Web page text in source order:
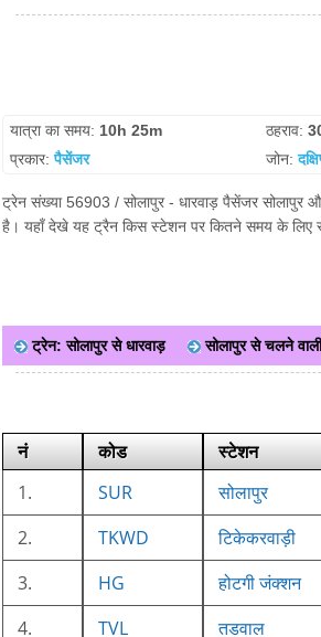
यात्रा का समय: 10h 25m ठहराव:
प्रकार:पैसेंजर जोन:
ट्रेन संख्या 56903 / सोलापुर - धारवाड़ पैसेंजर सोलापुर
है। यहाँ देखे यह ट्रैन किस स्टेशन पर कितने समय के लिए
ट्रेन: सोलापुर से धारवाड़ सोलापुर से चलने
नं कोड स्टेशन
1.
SUR सोलापुर
2.
TKWD टिकेकरवाड़ी
3.
HG होटगी जंक्शन
4.
TVL तडवाल